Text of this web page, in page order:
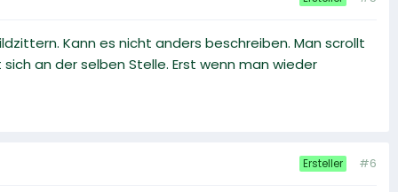
Kann es nicht anders beschreiben. Man scrollt
an der selben Stelle. Erst wenn man wieder
Ersteller #6